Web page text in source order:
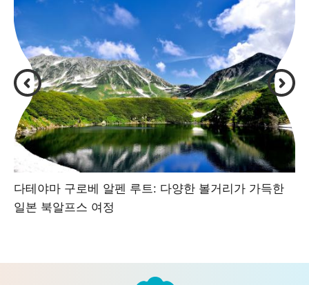
다테야마 구로베 알펜 루트: 다양한 볼거리가 가득한
일본 북알프스 여정